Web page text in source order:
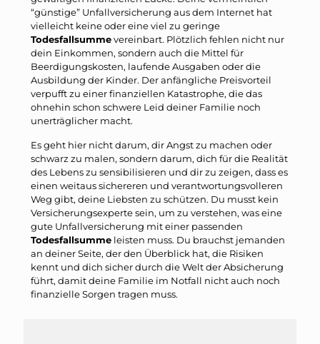
“günstige” Unfallversicherung aus dem Internet hat
vielleicht keine oder eine viel zu geringe
Todesfallsummevereinbart. Plötzlich fehlen nicht nur
dein Einkommen, sondern auch die Mittel für
Beerdigungskosten, laufende Ausgaben oder die
Ausbildung der Kinder. Der anfängliche Preisvorteil
verpufft zu einer finanziellen Katastrophe, die das
ohnehin schon schwere Leid deiner Familie noch
unerträglicher macht.
Es geht hier nicht darum, dir Angst zu machen oder
schwarz zu malen, sondern darum, dich für die Realität
des Lebens zu sensibilisieren und dir zu zeigen, dass es
einen weitaus sichereren und verantwortungsvolleren
Weg gibt, deine Liebsten zu schützen. Du musst kein
Versicherungsexperte sein, um zu verstehen, was eine
gute Unfallversicherung mit einer passenden
Todesfallsumme leisten muss. Du brauchst jemanden
an deiner Seite, der den Überblick hat, die Risiken
kennt und dich sicher durch die Welt der Absicherung
führt, damit deine Familie im Notfall nicht auch noch
finanzielle Sorgen tragen muss.